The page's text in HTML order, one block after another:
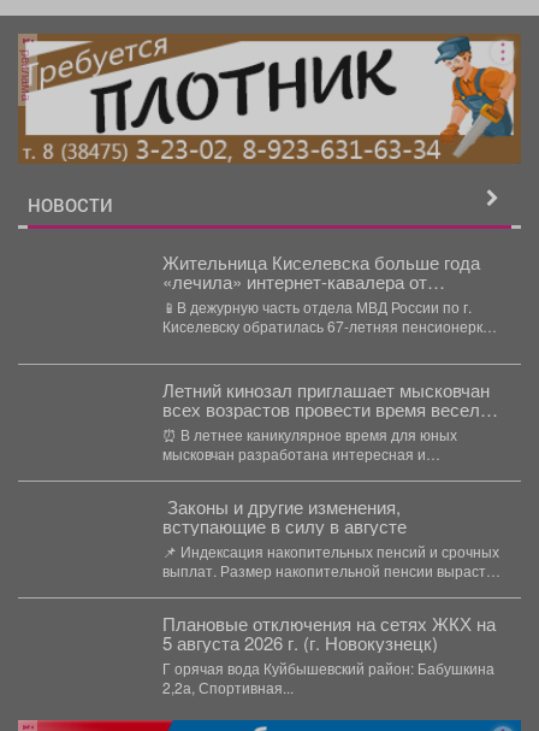
реклама
НОВОСТИ
Жительница Киселевска больше года
«лечила» интернет-кавалера от
несуществующей болезни и перевела
ему более 100 000 рублей
📱В дежурную часть отдела МВД России по г.
Киселевску обратилась 67-летняя пенсионерка.
Летний кинозал приглашает мысковчан
всех возрастов провести время весело
и познавательно.
⏰ В летнее каникулярное время для юных
мысковчан разработана интересная и
️ Законы и другие изменения,
вступающие в силу в августе
📌 Индексация накопительных пенсий и срочных
выплат. Размер накопительной пенсии вырастет
Плановые отключения на сетях ЖКХ на
5 августа 2026 г. (г. Новокузнецк)
Г орячая вода Куйбышевский район: Бабушкина
2,2а, Спортивная...